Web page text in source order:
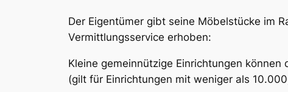
Der Eigentümer gibt seine Möbelstücke im
Vermittlungsservice erhoben:
Kleine gemeinnützige Einrichtungen
(gilt für Einrichtungen mit weniger als